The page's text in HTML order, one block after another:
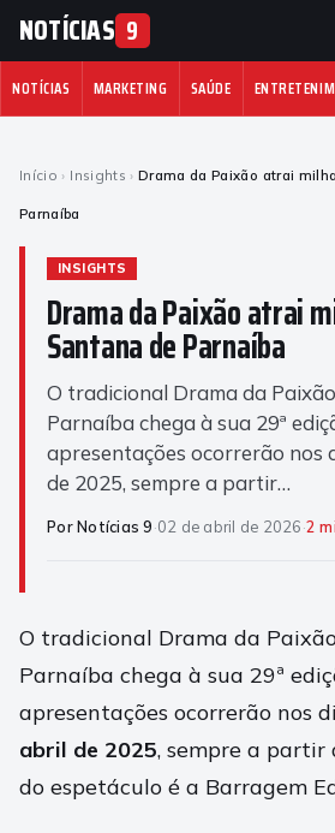
NOTÍCIAS 9
NOTÍCIAS MARKETING SAÚDE
Início › Insights › Drama da Paixão atrai
Parnaíba
INSIGHTS
Drama da Paixão atrai
Santana de Parnaíba
O tradicional Drama da
Parnaíba chega à sua 29ª
apresentações ocorrerão nos
de 2025, sempre a partir…
Por Notícias 9·02 de abril de 2026·2
O tradicional Drama da
Parnaíba chega à sua 29ª
apresentações ocorrerão nos
abril de 2025, sempre a partir
do espetáculo é a Barragem